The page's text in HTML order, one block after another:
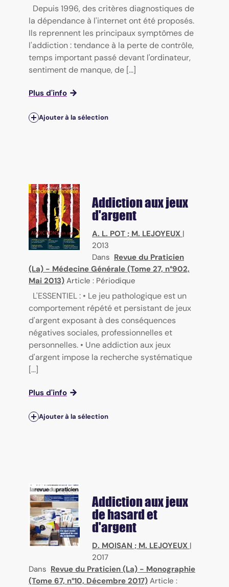
Depuis 1996, des critères diagnostiques de
la dépendance à l'internet ont été proposés.
Ils reprennent les principaux symptômes de
l'addiction : tendance à la perte de contrôle,
temps important passé devant l'ordinateur,
sentiment de manque, de [...]
Plus d'info
Ajouter à la sélection
Addiction aux jeux
d'argent
A. L. POT ; M. LEJOYEUX |
2013
Dans Revue du Praticien
(La) - Médecine Générale (Tome 27, n°902,
Mai 2013) Article : Périodique
L'ESSENTIEL : • Le jeu pathologique est un
comportement répété et persistant de jeux
d'argent exposant à des conséquences
négatives sociales, professionnelles et
personnelles. • Une addiction aux jeux
d'argent impose la recherche systématique
[...]
Plus d'info
Ajouter à la sélection
Addiction aux jeux
de hasard et
d'argent
D. MOISAN ; M. LEJOYEUX |
2017
Dans Revue du Praticien (La) - Monographie
(Tome 67, n°10, Décembre 2017) Article :